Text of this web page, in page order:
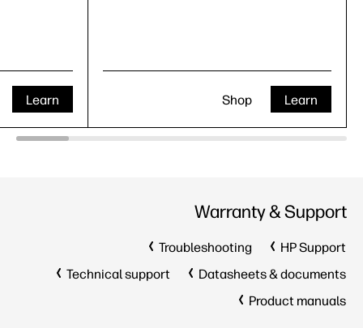
Learn Learn
Shop
Warranty & Support
HP Support
Troubleshooting
Datasheets & documents
Technical support
Product manuals